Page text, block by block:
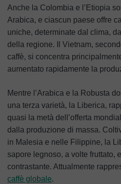
Anche la Colombia e l’Etiopia
Arabica, e ciascun paese offre
uniche, determinate dal clima,
della regione. Il Vietnam,
caffè, si concentra
aumentato rapidamente la
Mentre l’Arabica e la Robusta
una terza varietà, la Liberica,
quasi la metà dell’offerta
dalla produzione di massa.
in Malesia e nelle Filippine, la
sapore legnoso, a volte fruttato,
contrastante. Attualmente
caffè globale.